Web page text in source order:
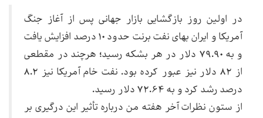
در اولین روز بازگشایی بازار جهانی پس از آغاز جنگ
آمریکا و ایران بهای نفت برنت حدود ۱۰ درصد افزایش یافت
و به ۷۹.۹۰ دلار در هر بشکه رسید؛ هرچند در مقطعی
از ۸۲ دلار نیز عبور کرده بود. نفت خام آمریکا نیز ۸.۲
درصد رشد کرد و به ۷۲.۶۴ دلار رسید.
از ستون نظرات آخر هفته من درباره تأثیر این درگیری بر